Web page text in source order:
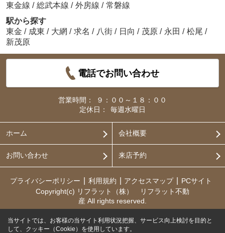
東金線 / 総武本線 / 外房線 / 常磐線
駅から探す
東金 / 成東 / 大網 / 求名 / 八街 / 日向 / 茂原 / 永田 / 松尾 /
新茂原
電話でお問い合わせ
営業時間：
９：００～１８：００
定休日：
毎週水曜日
ホーム 会社概要
お問い合わせ 来店予約
プライバシーポリシー 利用規約 アクセスマップ
PCサイト
Copyright(c) リフラット（株） リフラット不動
産 All rights reserved.
当サイトでは、お客様の当サイト利用状況把握、サービス向上検討を目的と
して、クッキー（Cookie）を使用しています。